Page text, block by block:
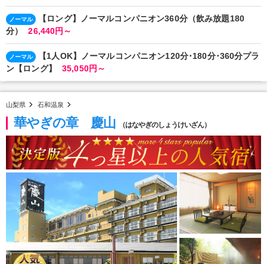
ノーマル
【ロング】ノーマルコンパニオン360分（飲み放題180
分）
26,440円～
ノーマル
【1人OK】ノーマルコンパニオン120分･180分･360分プラ
ン【ロング】
35,050円～
山梨県 石和温泉
華やぎの章 慶山 （はなやぎのしょうけいざん）